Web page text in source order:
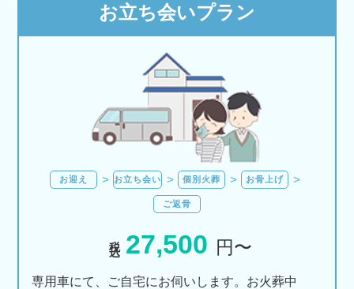
お立ち会いプラン
お迎え お立ち会い 個別火葬 お骨上げ
ご返骨
27,500 円〜
専用車にて、ご自宅にお伺いします。お火葬中